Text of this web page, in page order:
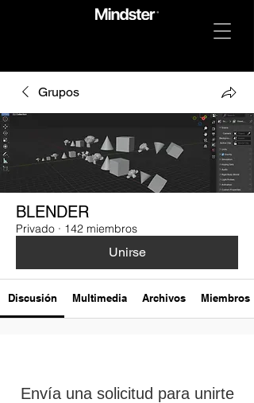
Grupos
BLENDER
Privado · 142 miembros
Unirse
Discusión Multimedia Archivos Miembros
Envía una solicitud para unirte